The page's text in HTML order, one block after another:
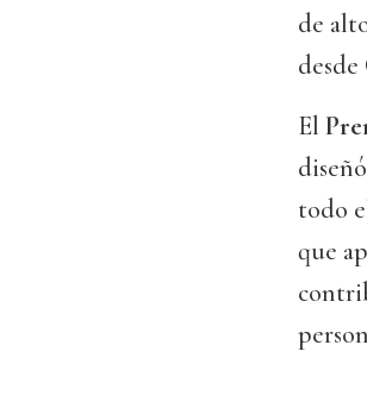
de
desde
El
diseñó
todo
que